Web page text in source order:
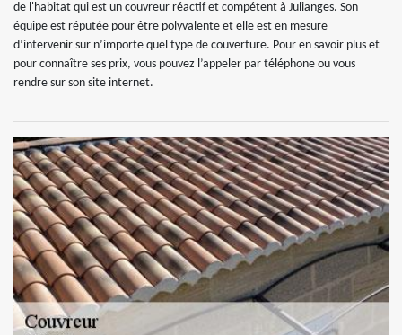
de l'habitat qui est un couvreur réactif et compétent à Julianges. Son
équipe est réputée pour être polyvalente et elle est en mesure
d’intervenir sur n’importe quel type de couverture. Pour en savoir plus et
pour connaître ses prix, vous pouvez l’appeler par téléphone ou vous
rendre sur son site internet.